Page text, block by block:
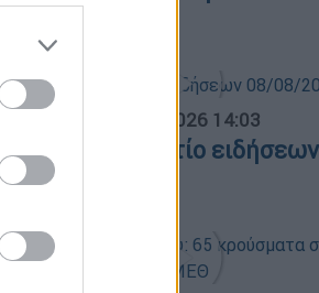
08.08.2026 14:03
δελτίο ειδήσεων
08/2026